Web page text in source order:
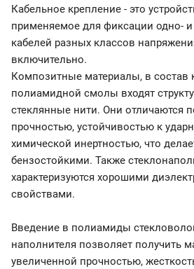
Кабельное крепление - это
применяемое для фиксации одно-
кабелей разных классов
включительно.
Композитные материалы, в состав
полиамидной смолы входят
стеклянные нити. Они отличаются
прочностью, устойчивостью к
химической инертностью, что
бензостойкими. Также
характеризуются хорошими
свойствами.
Введение в полиамиды
наполнителя позволяет получить
увеличенной прочностью,